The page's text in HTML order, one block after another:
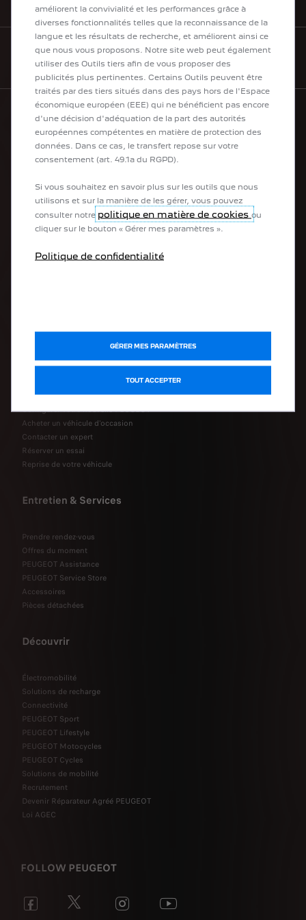
NEWSLETTER
La gamme PEUGEOT
Véhicules utilitaires 100 % électriques
Véhicules hybrides rechargeables
Véhicules hybrides
Citadines
Berlines
Acheter ma PEUGEOT en ligne
Acheter un utilitaire en ligne
Configurer votre nouvelle PEUGEOT
Acheter un véhicule d'occasion
Contacter un expert
Réserver un essai
Reprise de votre véhicule
Entretien & Services
Prendre rendez-vous
Offres du moment
PEUGEOT Assistance
PEUGEOT Service Store
Accessoires
Pièces détachées
Découvrir
Électromobilité
Solutions de recharge
Connectivité
PEUGEOT Sport
PEUGEOT Lifestyle
PEUGEOT Motocycles
PEUGEOT Cycles
Solutions de mobilité
Recrutement
Devenir Réparateur Agréé PEUGEOT
Loi AGEC
FOLLOW PEUGEOT
améliorent la convivialité et les performances grâce à
diverses fonctionnalités telles que la reconnaissance de la
langue et les résultats de recherche, et améliorent ainsi ce
que nous vous proposons. Notre site web peut également
utiliser des Outils tiers afin de vous proposer des
publicités plus pertinentes. Certains Outils peuvent être
traités par des tiers situés dans des pays hors de l'Espace
économique européen (EEE) qui ne bénéficient pas encore
d'une décision d'adéquation de la part des autorités
européennes compétentes en matière de protection des
données. Dans ce cas, le transfert repose sur votre
consentement (art. 49.1a du RGPD).
Si vous souhaitez en savoir plus sur les outils que nous
utilisons et sur la manière de les gérer, vous pouvez
consulter notre politique en matière de cookies ou
cliquer sur le bouton « Gérer mes paramètres ».
Politique de confidentialité
GÉRER MES PARAMÈTRES
TOUT ACCEPTER